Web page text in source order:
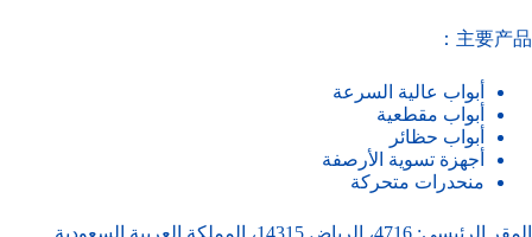
主要产品：
أبواب عالية السرعة
أبواب مقطعية
أبواب حظائر
أجهزة تسوية الأرصفة
منحدرات متحركة
المقر الرئيسي: 4716، الرياض 14315، المملكة العربية السعودية